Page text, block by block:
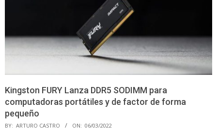
Kingston FURY Lanza DDR5 SODIMM para
computadoras portátiles y de factor de forma
pequeño
BY: ARTURO CASTRO ON: 06/03/2022